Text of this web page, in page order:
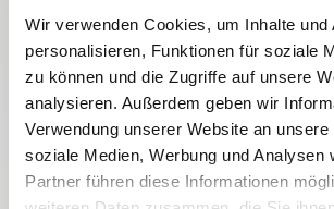
Wir verwenden Cookies, um Inhalte und
personalisieren, Funktionen für soziale
zu können und die Zugriffe auf unsere
analysieren. Außerdem geben wir
Verwendung unserer Website an
soziale Medien, Werbung und Analysen
Partner führen diese Informationen